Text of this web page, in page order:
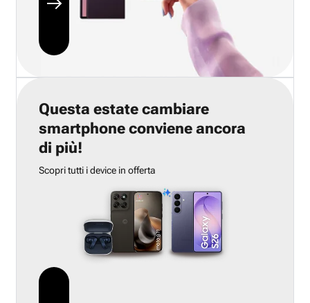
Questa estate cambiare
smartphone conviene ancora
di più!
Scopri tutti i device in offerta